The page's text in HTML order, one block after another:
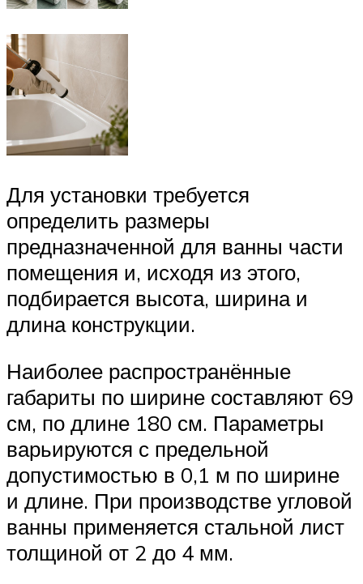
Для установки требуется
определить размеры
предназначенной для ванны части
помещения и, исходя из этого,
подбирается высота, ширина и
длина конструкции.
Наиболее распространённые
габариты по ширине составляют 69
см, по длине 180 см. Параметры
варьируются с предельной
допустимостью в 0,1 м по ширине
и длине. При производстве угловой
ванны применяется стальной лист
толщиной от 2 до 4 мм.